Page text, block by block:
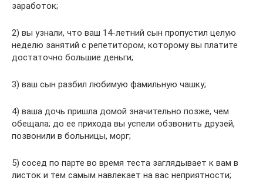
заработок;
2) вы узнали, что ваш 14-летний сын пропустил целую
неделю занятий с репе­титором, которому вы платите
достаточно большие деньги;
3) ваш сын разбил любимую фамильную чашку;
4) ваша дочь пришла домой значительно позже, чем
обещала; до ее прихода вы успели обзвонить друзей,
позвонили в больницы, морг;
5) сосед по парте во время теста заглядывает к вам в
листок и тем самым навле­кает на вас неприятности;